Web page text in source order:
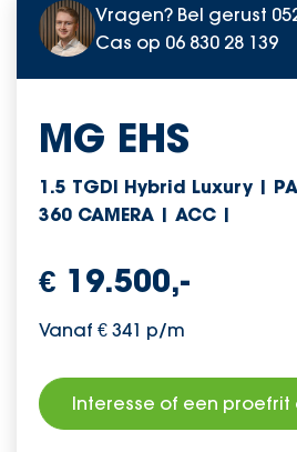
Vragen? Bel gerust
Cas op 06 830 28 139
MG EHS
1.5 TGDI Hybrid Luxury |
360 CAMERA | ACC |
€ 19.500,-
Vanaf € 341 p/m
Interesse of een